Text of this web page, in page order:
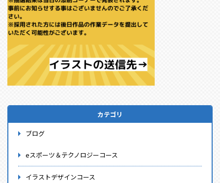
カテゴリ
ブログ
eスポーツ＆テクノロジーコース
イラストデザインコース